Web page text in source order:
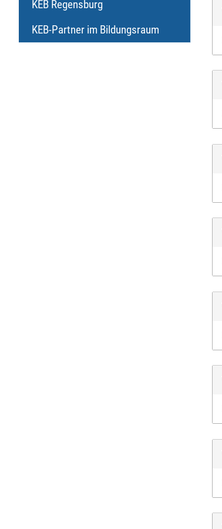
KEB Regensburg
KEB-Partner im Bildungsraum